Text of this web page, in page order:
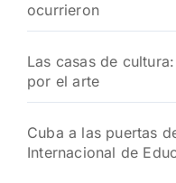
ocurrieron
Las casas de
por el arte
Cuba a las puertas
Internacional de